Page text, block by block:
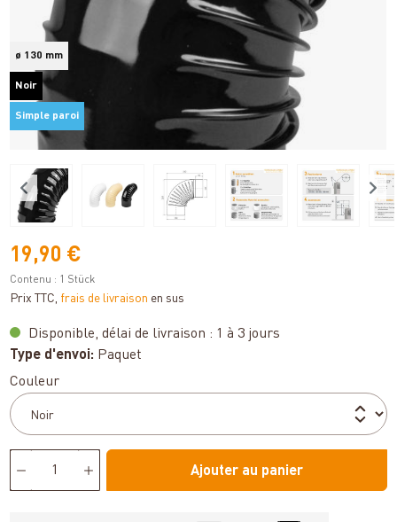
ø 130 mm
Noir
Simple paroi
19,90 €
Contenu : 1 Stück
Prix TTC, frais de livraison en sus
Disponible, délai de livraison : 1 à 3 jours
Type d'envoi: Paquet
Sélectionnez
Couleur
Ajouter au panier